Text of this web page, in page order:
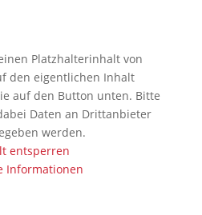
Platzhalterinhalt von
den eigentlichen Inhalt
auf den Button unten. Bitte
Daten an Drittanbieter
werden.
entsperren
Informationen